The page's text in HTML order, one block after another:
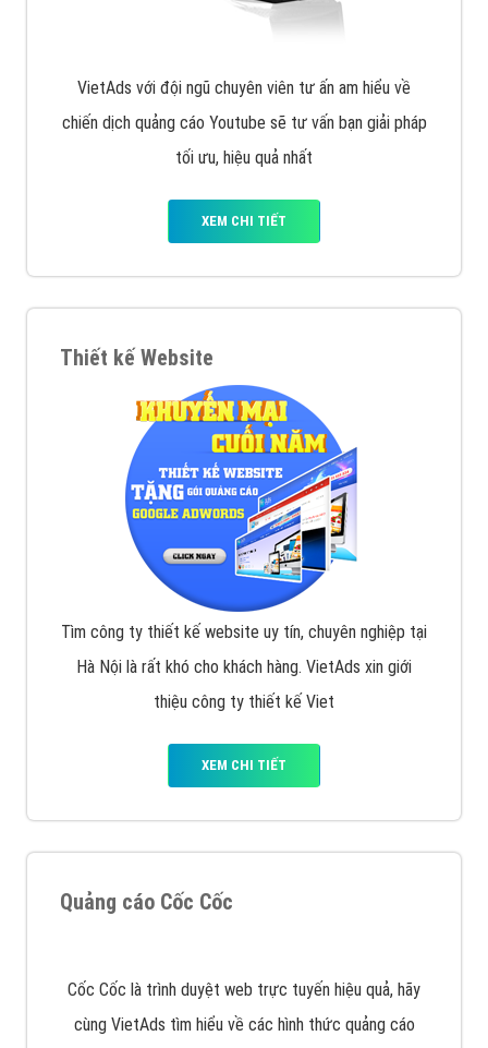
VietAds với đội ngũ chuyên viên tư ấn am hiểu về
chiến dịch quảng cáo Youtube sẽ tư vấn bạn giải pháp
tối ưu, hiệu quả nhất
XEM CHI TIẾT
Thiết kế Website
Tìm công ty thiết kế website uy tín, chuyên nghiệp tại
Hà Nội là rất khó cho khách hàng. VietAds xin giới
thiệu công ty thiết kế Viet
XEM CHI TIẾT
Quảng cáo Cốc Cốc